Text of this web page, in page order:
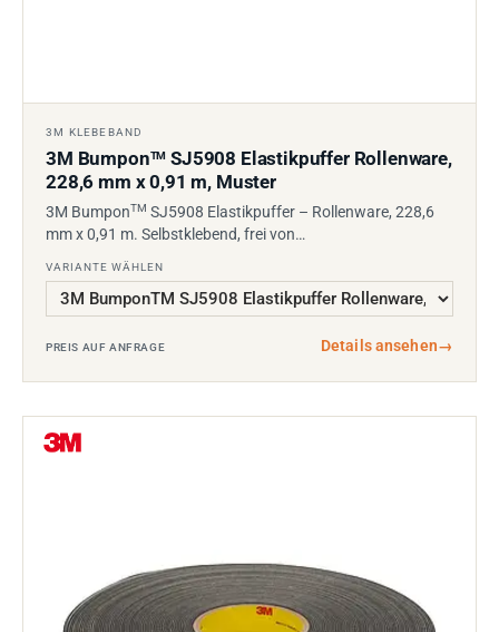
3M KLEBEBAND
3M BumponTM SJ5908 Elastikpuffer Rollenware,
228,6 mm x 0,91 m, Muster
3M BumponTM SJ5908 Elastikpuffer – Rollenware, 228,6
mm x 0,91 m. Selbstklebend, frei von…
VARIANTE WÄHLEN
PREIS AUF ANFRAGE Details ansehen→